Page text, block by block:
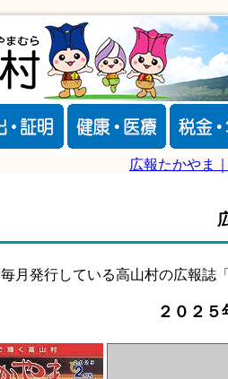
広報たかやま
毎月発行している高山村の広報誌
２０２